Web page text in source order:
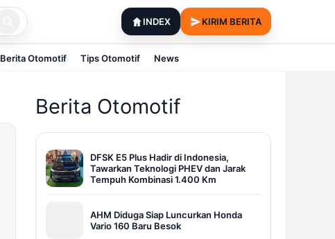
INDEX KIRIM BERITA
Berita Otomotif Tips Otomotif News
Berita Otomotif
DFSK E5 Plus Hadir di Indonesia,
Tawarkan Teknologi PHEV dan Jarak
Tempuh Kombinasi 1.400 Km
AHM Diduga Siap Luncurkan Honda
Vario 160 Baru Besok